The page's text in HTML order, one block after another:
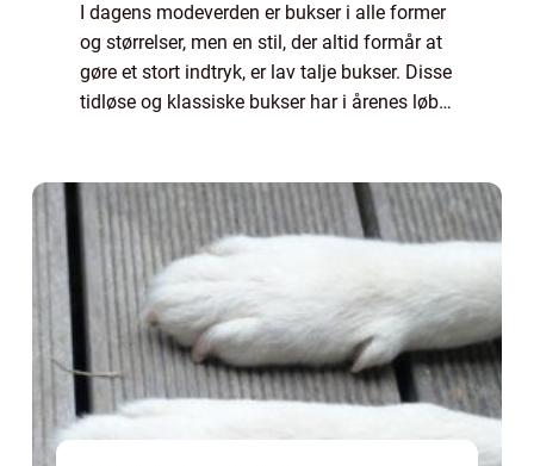
I dagens modeverden er bukser i alle former
og størrelser, men en stil, der altid formår at
gøre et stort indtryk, er lav talje bukser. Disse
tidløse og klassiske bukser har i årenes løb